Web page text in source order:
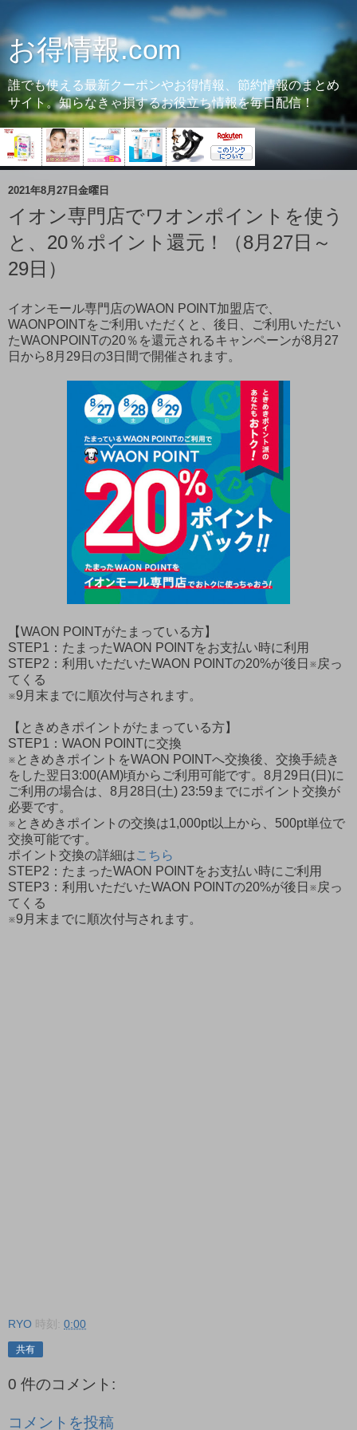
お得情報.com
誰でも使える最新クーポンやお得情報、節約情報のまとめ
サイト。知らなきゃ損するお役立ち情報を毎日配信！
2021年8月27日金曜日
イオン専門店でワオンポイントを使う
と、20％ポイント還元！（8月27日～
29日）
イオンモール専門店のWAON POINT加盟店で、
WAONPOINTをご利用いただくと、後日、ご利用いただい
たWAONPOINTの20％を還元されるキャンペーンが8月27
日から8月29日の3日間で開催されます。
【WAON POINTがたまっている方】
STEP1：たまったWAON POINTをお支払い時に利用
STEP2：利用いただいたWAON POINTの20%が後日※戻っ
てくる
※9月末までに順次付与されます。
【ときめきポイントがたまっている方】
STEP1：WAON POINTに交換
※ときめきポイントをWAON POINTへ交換後、交換手続き
をした翌日3:00(AM)頃からご利用可能です。8月29日(日)に
ご利用の場合は、8月28日(土) 23:59までにポイント交換が
必要です。
※ときめきポイントの交換は1,000pt以上から、500pt単位で
交換可能です。
ポイント交換の詳細はこちら
STEP2：たまったWAON POINTをお支払い時にご利用
STEP3：利用いただいたWAON POINTの20%が後日※戻っ
てくる
※9月末までに順次付与されます。
RYO 時刻: 0:00
共有
0 件のコメント:
コメントを投稿